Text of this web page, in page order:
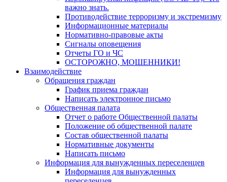
важно знать.
Противодействие терроризму и экстремизму
Информационные материалы
Нормативно-правовые акты
Сигналы оповещения
Отчеты ГО и ЧС
ОСТОРОЖНО, МОШЕННИКИ!
Взаимодействие
Обращения граждан
График приема граждан
Написать электронное письмо
Общественная палата
Отчет о работе Общественной палаты
Положение об общественной палате
Состав общественной палаты
Нормативные документы
Написать письмо
Информация для вынужденных переселенцев
Информация для вынужденных